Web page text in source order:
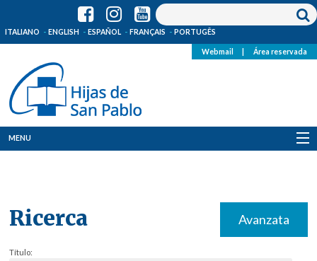
ITALIANO ENGLISH ESPAÑOL FRANÇAIS PORTUGÊS
Webmail Área reservada
MENU
Ricerca Avanzata
Título: